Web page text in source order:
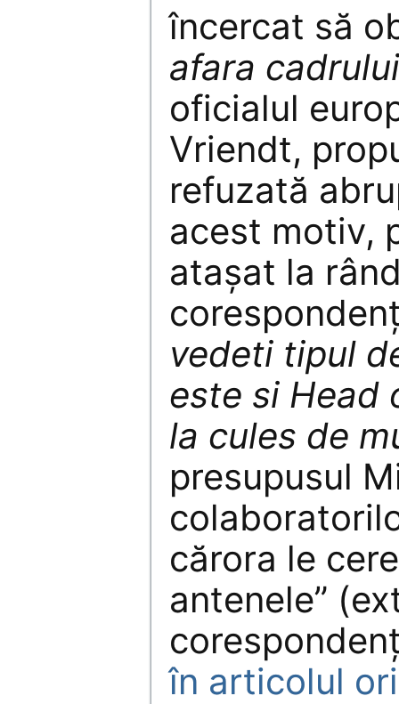
încercat să
afara
oficialul
Vriendt,
refuzată
acest motiv,
atașat la
vedeti tipul
este si Head
la cules de
presupusul
cărora le
antenele”
în articolul